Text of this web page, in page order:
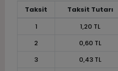
Taksit Taksit Tutarı
1
1,20 TL
2
0,60 TL
3
0,43 TL